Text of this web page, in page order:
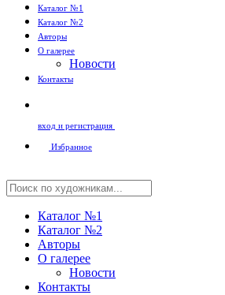
Каталог №1
Каталог №2
Авторы
О галерее
Новости
Контакты
вход и регистрация
Избранное
Каталог №1
Каталог №2
Авторы
О галерее
Новости
Контакты